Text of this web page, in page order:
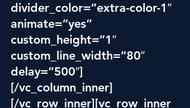
divider_color=”extra-color-1″
animate=”yes”
custom_height=”1″
custom_line_width=”80″
delay=”500″]
[/vc_column_inner]
[/vc_row_inner][vc_row_inner